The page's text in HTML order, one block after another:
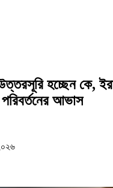
হচ্ছেন কে,
আভাস